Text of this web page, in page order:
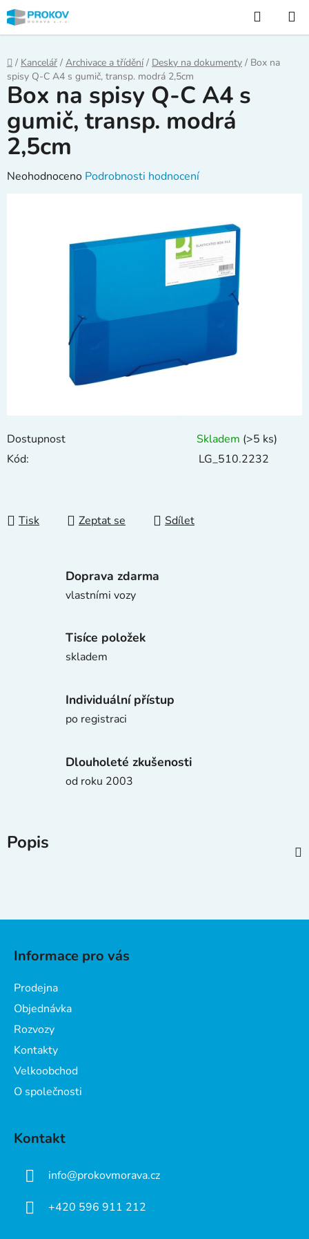
Přejít
na
obsah
Hledat
Domů
/ Kancelář / Archivace a třídění / Desky na dokumenty / Box na
spisy Q-C A4 s gumič, transp. modrá 2,5cm
Dostupnost Skladem (>5 ks)
Kód:
LG_510.2232
Tisk Zeptat se Sdílet
Box na spisy Q-C A4 s
gumič, transp. modrá
2,5cm
Průměrné
Neohodnoceno Podrobnosti hodnocení
Doprava zdarma
vlastními vozy
Tisíce položek
skladem
Individuální přístup
po registraci
Dlouholeté zkušenosti
od roku 2003
Popis
Informace pro vás
Prodejna
Objednávka
Rozvozy
Kontakty
Velkoobchod
O společnosti
Kontakt
info@prokovmorava.cz
+420 596 911 212